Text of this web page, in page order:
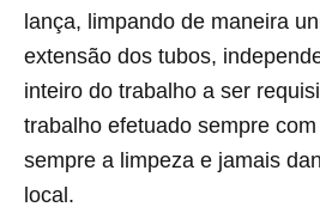
lança, limpando de maneira
extensão dos tubos,
inteiro do trabalho a ser
trabalho efetuado sempre
sempre a limpeza e jamais
local.